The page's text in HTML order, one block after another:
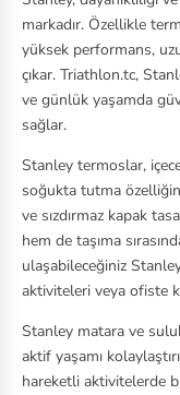
markadır. Özellikle
yüksek performans,
çıkar. Triathlon.tc,
ve günlük yaşamda
sağlar.
Stanley termoslar,
soğukta tutma
ve sızdırmaz kapak
hem de taşıma
ulaşabileceğiniz
aktiviteleri veya ofiste
Stanley matara ve
aktif yaşamı
hareketli aktivitelerde